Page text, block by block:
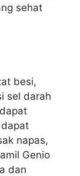
sehat
besi,
sel darah
napas,
Genio
dan